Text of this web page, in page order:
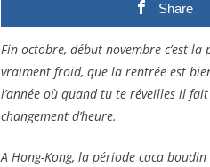
Share
Fin octobre, début novembre c’est
vraiment froid, que la rentrée est
l’année où quand tu te réveilles il
changement d’heure.
A Hong-Kong, la période caca